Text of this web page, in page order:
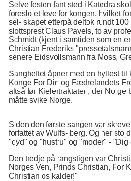
Selve festen fant sted i
foreslo et leve for kongen, hvilket
sel- skapet etterpå deltok rundt
slottsprest Claus Pavels, to av
Schmidt (kjent i samtiden som en
Christian Frederiks
senere Eidsvollsmann fra Moss,
Sangheftet åpner med en hyllest
Konge For Din og Fædrelandets
altså før Kielertraktaten, der Norge
måtte svike Norge.
Siden den første sangen var
forfattet av Wulfs- berg. Og her sto
"dyd" og "hustru" og "moder" -
Den tredje på rangstigen var
Norges Ven, Prinds Christian, For
Christian os kalder!"